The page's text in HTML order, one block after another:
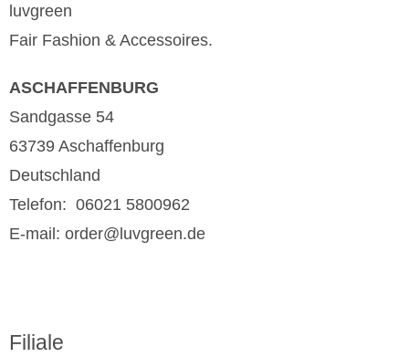
luvgreen
Fair Fashion & Accessoires.
ASCHAFFENBURG
Sandgasse 54
63739 Aschaffenburg
Deutschland
Telefon: 06021 5800962
E-mail: order@luvgreen.de
Filiale